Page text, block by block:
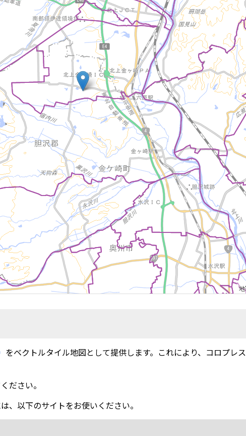
をベクトルタイル地図として提供します。これにより、コロプレ
ださい。
、以下のサイトをお使いください。